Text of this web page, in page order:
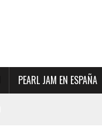
PEARL JAM EN ESPAÑA